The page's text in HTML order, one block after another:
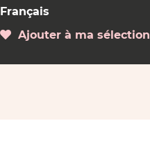
Français
Ajouter à ma sélection